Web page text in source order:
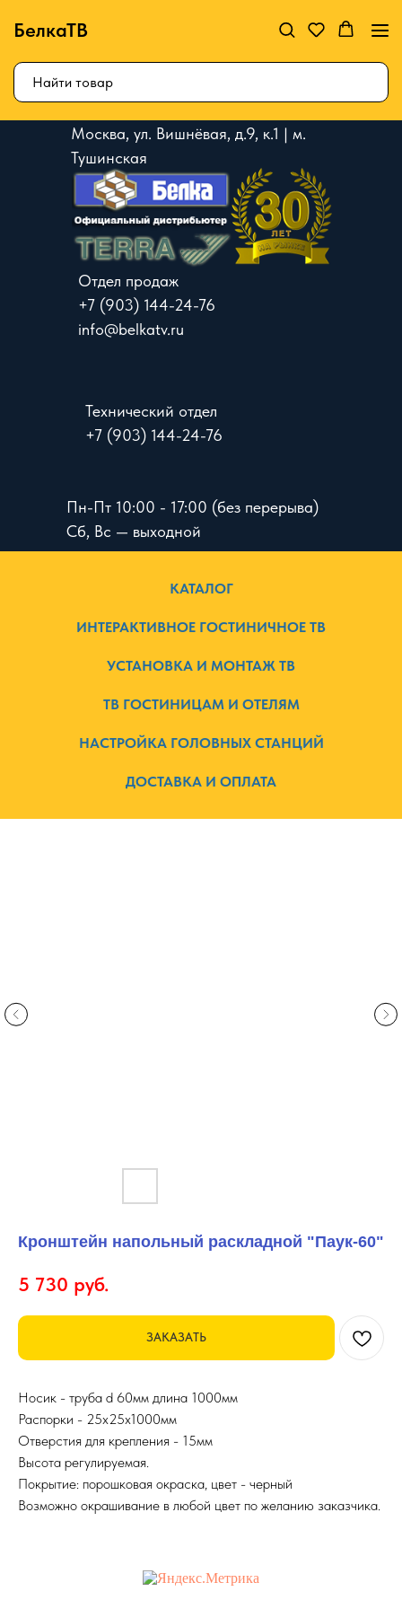
БелкаТВ
Москва, ул. Вишнёвая, д.9, к.1 | м.
Тушинская
Отдел продаж
+7 (903) 144-24-76
info@belkatv.ru
Пн-Пт 10:00 - 17:00 (без перерыва)
Сб, Вс — выходной
Технический отдел
+7 (903) 144-24-76
КАТАЛОГ
ИНТЕРАКТИВНОЕ ГОСТИНИЧНОЕ ТВ
УСТАНОВКА И МОНТАЖ ТВ
ТВ ГОСТИНИЦАМ И ОТЕЛЯМ
НАСТРОЙКА ГОЛОВНЫХ СТАНЦИЙ
ДОСТАВКА И ОПЛАТА
Кронштейн напольный раскладной "Паук-60"
5 730 руб.
ЗАКАЗАТЬ
Носик - труба d 60мм длина 1000мм
Распорки - 25х25х1000мм
Отверстия для крепления - 15мм
Высота регулируемая.
Покрытие: порошковая окраска, цвет - черный
Возможно окрашивание в любой цвет по желанию заказчика.